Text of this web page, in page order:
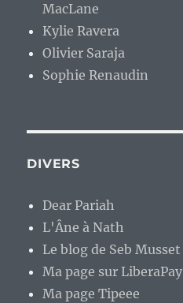
MacLane
Kylie Ravera
Olivier Saraja
Sophie Renaudin
DIVERS
Dear Pariah
L'Âne à Nath
Le blog de Seb Musset
Ma page sur LiberaPay
Ma page Tipeee